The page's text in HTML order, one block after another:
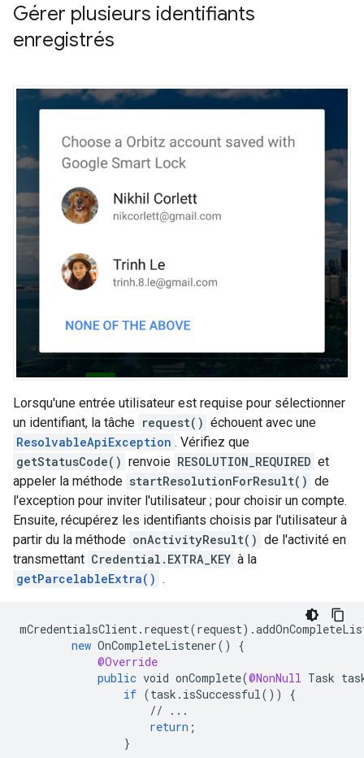
Gérer plusieurs identifiants
enregistrés
Lorsqu'une entrée utilisateur est requise pour sélectionner
un identifiant, la tâche request() échouent avec une
ResolvableApiException . Vérifiez que
getStatusCode() renvoie RESOLUTION_REQUIRED et
appeler la méthode startResolutionForResult() de
l'exception pour inviter l'utilisateur ; pour choisir un compte.
Ensuite, récupérez les identifiants choisis par l'utilisateur à
partir du la méthode onActivityResult() de l'activité en
transmettant Credential.EXTRA_KEY à la
getParcelableExtra() .
mCredentialsClient. request(request).
new OnCompleteListener()
{
@Override
public void onComplete(@NonNull Task
if (task . isSuccessful())
{
//
...
return ;
}